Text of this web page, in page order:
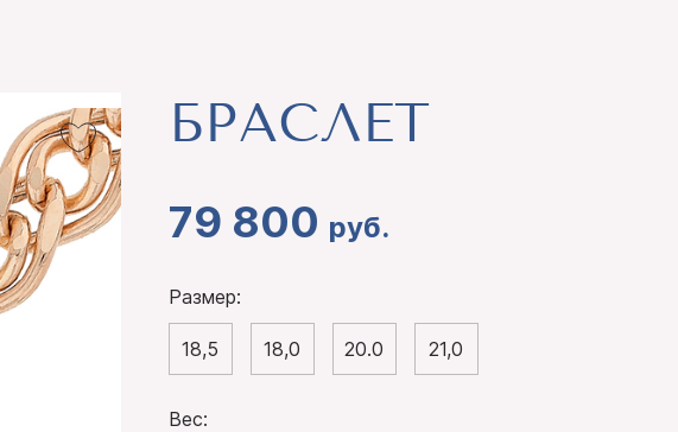
БРАСЛЕТ
79 800 руб.
Размер:
18,5 18,0 20.0 21,0
Вес: